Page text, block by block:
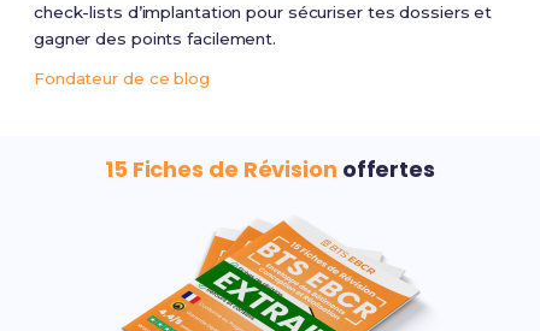
check-lists d’implantation pour sécuriser tes dossiers et
gagner des points facilement.
Fondateur de ce blog
15 Fiches de Révision offertes